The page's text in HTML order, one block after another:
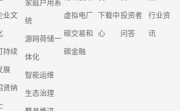
业文
持续
展
贤纳
家庭户用系
统
源网荷储一
体化
智能运维
生态治理
虚拟电厂
碳交易和
碳金融
下载中
心
投资者
问答
行业资
讯